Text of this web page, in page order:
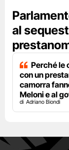
al
Perché le
con un
camorra
Meloni e al
Adriano Biondi